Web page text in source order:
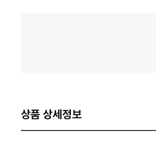
상품 상세정보